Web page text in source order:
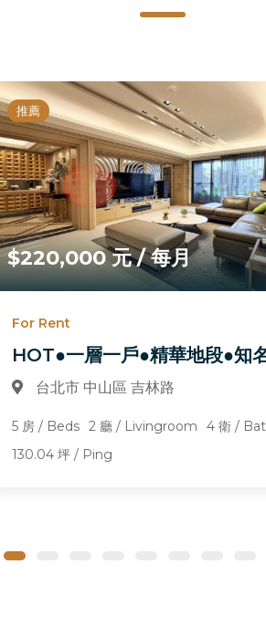
推薦
$220,000 元 / 每月
For Rent
HOT●一層一戶●精華地段●知
台北市 中山區 吉林路
5 房 / Beds 2 廳 / Livingroom
4 衛 /
130.04 坪 / Ping